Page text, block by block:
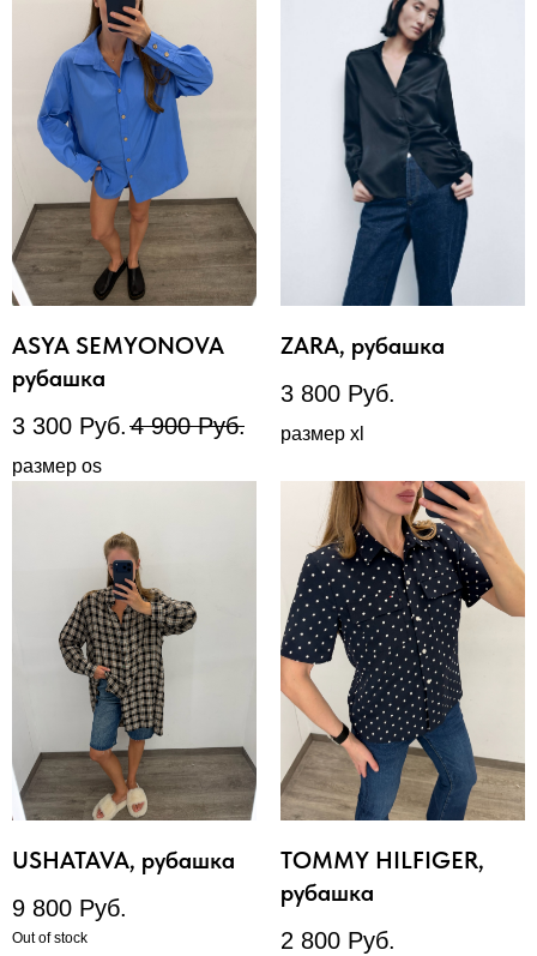
ASYA SEMYONOVA
рубашка
3 300 Руб. 4 900 Руб.
размер os
ZARA, рубашка
3 800 Руб.
размер xl
USHATAVA, рубашка
9 800 Руб.
Out of stock
TOMMY HILFIGER,
рубашка
2 800 Руб.